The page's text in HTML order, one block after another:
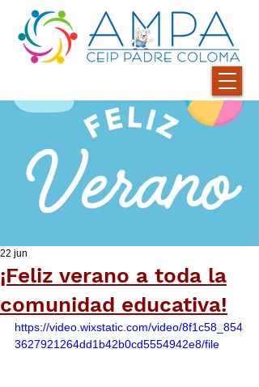
¡Feliz verano a toda la
comunidad educativa!
22 jun
https://video.wixstatic.com/video/8f1c58_854
3627921264dd1b42b0cd5554942e8/file